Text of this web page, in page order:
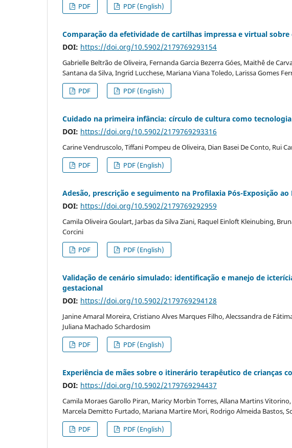
PDF PDF (English)
Comparação da efetividade de cartilhas impressa e virtual
DOI: https://doi.org/10.5902/2179769293154
Gabrielle Beltrão de Oliveira, Fernanda Garcia Bezerra Góes, Maithê de
Santana da Silva, Ingrid Lucchese, Mariana Viana Toledo, Larissa Gomes
PDF PDF (English)
Cuidado na primeira infância: círculo de cultura como
DOI: https://doi.org/10.5902/2179769293316
Carine Vendruscolo, Tiffani Pompeu de Oliveira, Dian Basei De Conto, Rui
PDF
PDF (English)
Adesão, prescrição e seguimento na Profilaxia Pós-Exposição
DOI: https://doi.org/10.5902/2179769292959
Camila Oliveira Goulart, Jarbas da Silva Ziani, Raquel Einloft Kleinubing,
Corcini
PDF PDF (English)
Validação de cenário simulado: identificação e manejo de
gestacional
DOI: https://doi.org/10.5902/2179769294128
Janine Amaral Moreira, Cristiano Alves Marques Filho, Alecssandra de
Juliana Machado Schardosim
PDF PDF (English)
Experiência de mães sobre o itinerário terapêutico de crianças
DOI: https://doi.org/10.5902/2179769294437
Camila Moraes Garollo Piran, Maricy Morbin Torres, Allana Martins
Marcela Demitto Furtado, Mariana Martire Mori, Rodrigo Almeida Bastos,
PDF PDF (English)